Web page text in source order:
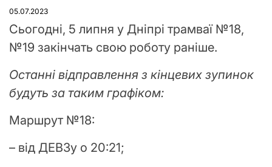
05.07.2023
Сьогодні, 5 липня у Дніпрі трамваї №18,
№19 закінчать свою роботу раніше.
Останні відправлення з кінцевих зупинок
будуть за таким графіком:
Маршрут №18:
– від ДЕВЗу о 20:21;